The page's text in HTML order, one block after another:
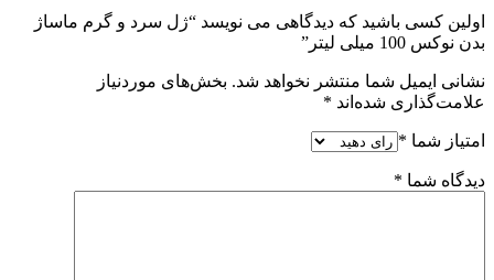
اولین کسی باشید که دیدگاهی می نویسد “ژل سرد و گرم ماساژ
بدن نوکس 100 میلی لیتر”
نشانی ایمیل شما منتشر نخواهد شد. بخش‌های موردنیاز
علامت‌گذاری شده‌اند *
امتیاز شما *
دیدگاه شما *